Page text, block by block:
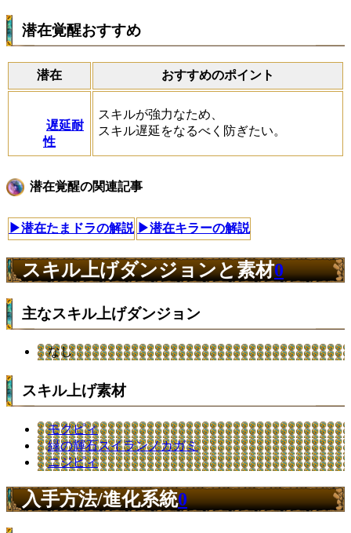
潜在覚醒おすすめ
潜在 おすすめのポイント
遅延耐
性
スキルが強力なため、
スキル遅延をなるべく防ぎたい。
潜在覚醒の関連記事
▶潜在たまドラの解説 ▶潜在キラーの解説
スキル上げダンジョンと素材0
主なスキル上げダンジョン
なし
スキル上げ素材
モクピィ
緑の輝石スイランノカガミ
ニジピィ
入手方法/進化系統0